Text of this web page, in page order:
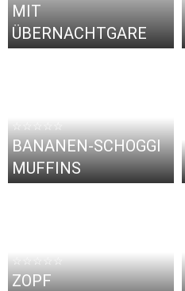
MIT
ÜBERNACHTGARE
☆☆☆☆☆
BANANEN-SCHOGGI
MUFFINS
☆☆☆☆☆
ZOPF